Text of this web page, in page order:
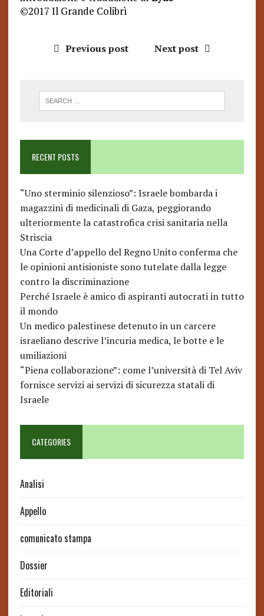
©2017 Il Grande Colibrì
Previous post Next post
RECENT POSTS
“Uno sterminio silenzioso”: Israele bombarda i
magazzini di medicinali di Gaza, peggiorando
ulteriormente la catastrofica crisi sanitaria nella
Striscia
Una Corte d’appello del Regno Unito conferma che
le opinioni antisioniste sono tutelate dalla legge
contro la discriminazione
Perché Israele è amico di aspiranti autocrati in tutto
il mondo
Un medico palestinese detenuto in un carcere
israeliano descrive l’incuria medica, le botte e le
umiliazioni
“Piena collaborazione”: come l’università di Tel Aviv
fornisce servizi ai servizi di sicurezza statali di
Israele
CATEGORIES
Analisi
Appello
comunicato stampa
Dossier
Editoriali